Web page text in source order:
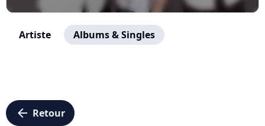
Artiste Albums & Singles
arrow_left Retour